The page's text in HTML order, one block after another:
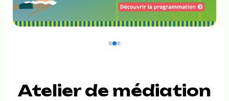
Atelier de médiation